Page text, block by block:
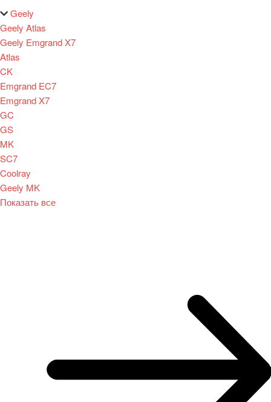
Geely
Geely Atlas
Geely Emgrand X7
Atlas
CK
Emgrand EC7
Emgrand X7
GC
GS
MK
SC7
Coolray
Geely MK
Показать все